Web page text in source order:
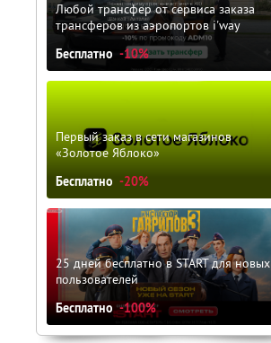
Любой трансфер от сервиса заказа
трансферов из аэропортов i'way
Бесплатно -10%
Первый заказ в сети магазинов
«Золотое Яблоко»
Бесплатно -20%
25 дней бесплатно в START для новых
пользователей
Бесплатно -100%